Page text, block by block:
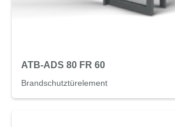
ATB-ADS 80 FR 60
Brandschutztürelement